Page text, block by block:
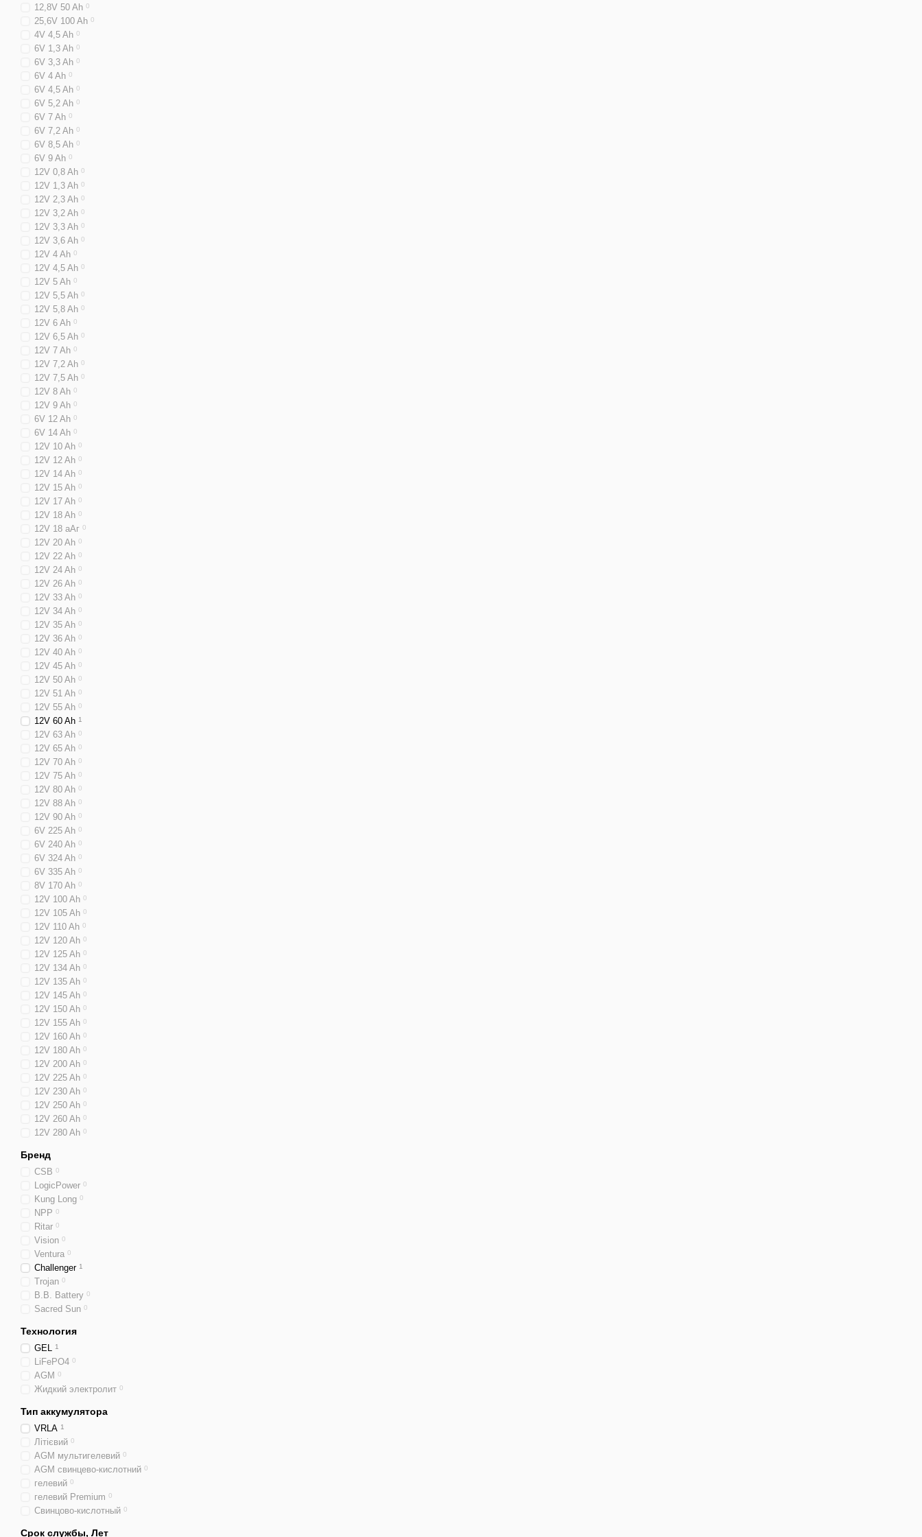
12,8V 50 Ah 0
25,6V 100 Ah 0
4V 4,5 Ah 0
6V 1,3 Ah 0
6V 3,3 Ah 0
6V 4 Ah 0
6V 4,5 Ah 0
6V 5,2 Ah 0
6V 7 Ah 0
6V 7,2 Ah 0
6V 8,5 Ah 0
6V 9 Ah 0
12V 0,8 Ah 0
12V 1,3 Ah 0
12V 2,3 Ah 0
12V 3,2 Ah 0
12V 3,3 Ah 0
12V 3,6 Ah 0
12V 4 Ah 0
12V 4,5 Ah 0
12V 5 Ah 0
12V 5,5 Ah 0
12V 5,8 Ah 0
12V 6 Ah 0
12V 6,5 Ah 0
12V 7 Ah 0
12V 7,2 Ah 0
12V 7,5 Ah 0
12V 8 Ah 0
12V 9 Ah 0
6V 12 Ah 0
6V 14 Ah 0
12V 10 Ah 0
12V 12 Ah 0
12V 14 Ah 0
12V 15 Ah 0
12V 17 Ah 0
12V 18 Ah 0
12V 18 аАг 0
12V 20 Ah 0
12V 22 Ah 0
12V 24 Ah 0
12V 26 Ah 0
12V 33 Ah 0
12V 34 Ah 0
12V 35 Ah 0
12V 36 Ah 0
12V 40 Ah 0
12V 45 Ah 0
12V 50 Ah 0
12V 51 Ah 0
12V 55 Ah 0
12V 60 Ah 1
12V 63 Ah 0
12V 65 Ah 0
12V 70 Ah 0
12V 75 Ah 0
12V 80 Ah 0
12V 88 Ah 0
12V 90 Ah 0
6V 225 Ah 0
6V 240 Ah 0
6V 324 Ah 0
6V 335 Ah 0
8V 170 Ah 0
12V 100 Ah 0
12V 105 Ah 0
12V 110 Ah 0
12V 120 Ah 0
12V 125 Ah 0
12V 134 Ah 0
12V 135 Ah 0
12V 145 Ah 0
12V 150 Ah 0
12V 155 Ah 0
12V 160 Ah 0
12V 180 Ah 0
12V 200 Ah 0
12V 225 Ah 0
12V 230 Ah 0
12V 250 Ah 0
12V 260 Ah 0
12V 280 Ah 0
Бренд
CSB 0
LogicPower 0
Kung Long 0
NPP 0
Ritar 0
Vision 0
Ventura 0
Challenger 1
Trojan 0
B.B. Battery 0
Sacred Sun 0
Технология
GEL 1
LiFePO4 0
AGM 0
Жидкий электролит 0
Тип аккумулятора
VRLA 1
Літієвий 0
AGM мультигелевий 0
AGM свинцево-кислотний 0
гелевий 0
гелевий Premium 0
Свинцово-кислотный 0
Срок службы, Лет